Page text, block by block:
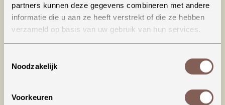
partners kunnen deze gegevens combineren met andere
informatie die u aan ze heeft verstrekt of die ze hebben
verzameld op basis van uw gebruik van hun services.
Noodzakelijk
Voorkeuren
Productinformatie